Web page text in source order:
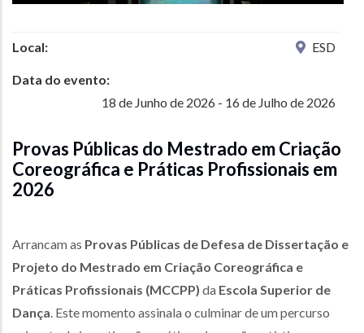
Local: ESD
Data do evento:
18 de Junho de 2026 - 16 de Julho de 2026
Provas Públicas do Mestrado em Criação
Coreográfica e Práticas Profissionais em
2026
Arrancam as Provas Públicas de Defesa de Dissertação e
Projeto do Mestrado em Criação Coreográfica e
Práticas Profissionais (MCCPP) da Escola Superior de
Dança. Este momento assinala o culminar de um percurso